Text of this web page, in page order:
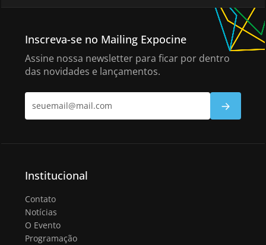
Inscreva-se no Mailing Expocine
Assine nossa newsletter para ficar por dentro
das novidades e lançamentos.
Institucional
Contato
Notícias
O Evento
Programação